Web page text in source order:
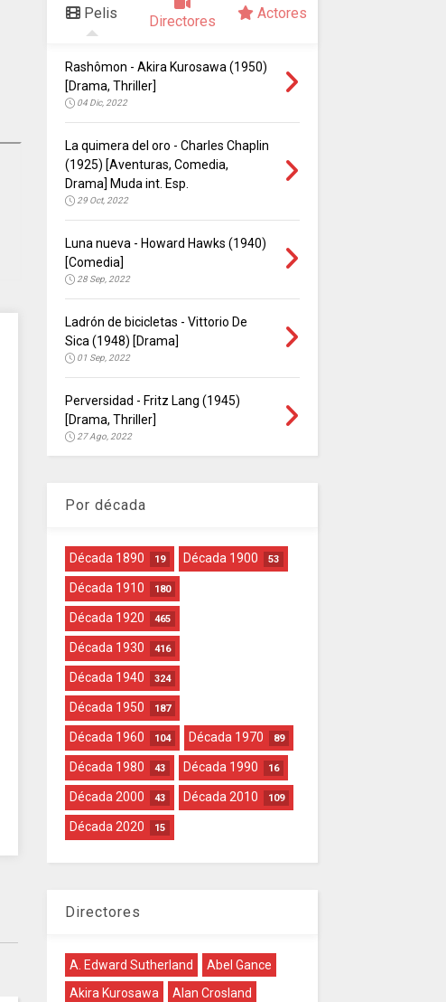
Pelis Directores Actores
Rashômon - Akira Kurosawa (1950)
[Drama, Thriller]
04 Dic, 2022
La quimera del oro - Charles Chaplin
(1925) [Aventuras, Comedia,
Drama] Muda int. Esp.
29 Oct, 2022
Luna nueva - Howard Hawks (1940)
[Comedia]
28 Sep, 2022
Ladrón de bicicletas - Vittorio De
Sica (1948) [Drama]
01 Sep, 2022
Perversidad - Fritz Lang (1945)
[Drama, Thriller]
27 Ago, 2022
Por década
Década 1890 19 Década 1900 53
Década 1910 180
Década 1920 465
Década 1930 416
Década 1940 324
Década 1950 187
Década 1960 104 Década 1970 89
Década 1980 43 Década 1990 16
Década 2000 43 Década 2010 109
Década 2020 15
Directores
A. Edward Sutherland
Abel Gance
Akira Kurosawa
Alan Crosland